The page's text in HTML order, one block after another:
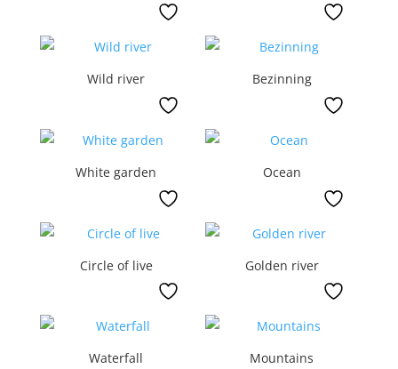
Wild river Bezinning
White garden Ocean
Circle of live Golden river
Waterfall Mountains